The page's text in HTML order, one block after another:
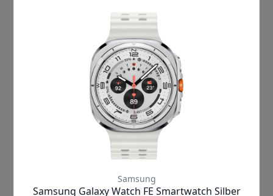
Wer ein Seniorenhandy kaufen möchte, sollte sich vorab über die
nötigen Anforderungen informieren. Hierzu gehört vor allem die
Nutzerfreundlichkeit. Dies wird beim Seniorenhandy durch große
Tasten und Kurzwahltasten erreicht. Auch die Lesbarkeit eines
großen Displays mit ausreichender Helligkeit zählt zu den
Merkmalen altersgerechter Mobiltelefone. Im nachfolgenden Text
findet Ihr die wichtigsten Infos zu den technischen Daten von